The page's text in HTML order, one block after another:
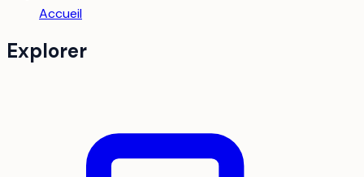
Accueil
Explorer